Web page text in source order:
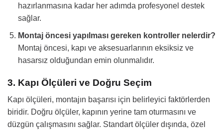
hazırlanmasına kadar her adımda profesyonel destek
sağlar.
Montaj öncesi yapılması gereken kontroller nelerdir?
Montaj öncesi, kapı ve aksesuarlarının eksiksiz ve
hasarsız olduğundan emin olunmalıdır.
3. Kapı Ölçüleri ve Doğru Seçim
Kapı ölçüleri, montajın başarısı için belirleyici faktörlerden
biridir. Doğru ölçüler, kapının yerine tam oturmasını ve
düzgün çalışmasını sağlar. Standart ölçüler dışında, özel